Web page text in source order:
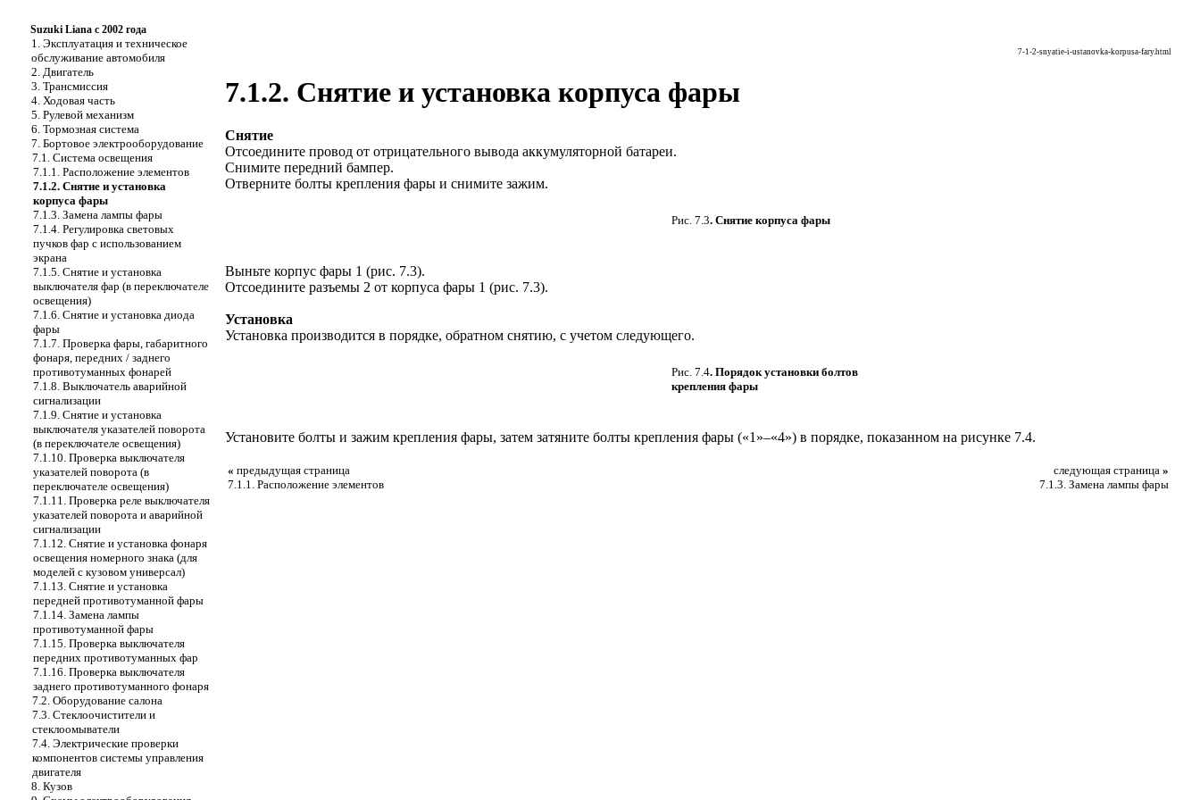
Suzuki Liana с 2002 года
1. Эксплуатация и техническое
обслуживание автомобиля
2. Двигатель
3. Трансмиссия
4. Ходовая часть
5. Рулевой механизм
6. Тормозная система
7. Бортовое электрооборудование
7.1. Система освещения
7.1.1. Расположение элементов
7.1.2. Снятие и установка
корпуса фары
7.1.3. Замена лампы фары
7.1.4. Регулировка световых
пучков фар с использованием
экрана
7.1.5. Снятие и установка
выключателя фар (в переключателе
освещения)
7.1.6. Снятие и установка диода
фары
7.1.7. Проверка фары, габаритного
фонаря, передних / заднего
противотуманных фонарей
7.1.8. Выключатель аварийной
сигнализации
7.1.9. Снятие и установка
выключателя указателей поворота
(в переключателе освещения)
7.1.10. Проверка выключателя
указателей поворота (в
переключателе освещения)
7.1.11. Проверка реле выключателя
указателей поворота и аварийной
сигнализации
7.1.12. Снятие и установка фонаря
освещения номерного знака (для
моделей с кузовом универсал)
7.1.13. Снятие и установка
передней противотуманной фары
7.1.14. Замена лампы
противотуманной фары
7.1.15. Проверка выключателя
передних противотуманных фар
7.1.16. Проверка выключателя
заднего противотуманного фонаря
7.2. Оборудование салона
7.3. Стеклоочистители и
стеклоомыватели
7.4. Электрические проверки
компонентов системы управления
двигателя
8. Кузов
7-1-2-snyatie-i-ustanovka-korpusa-fary.html
7.1.2. Снятие и установка корпуса фары
Снятие
Отсоедините провод от отрицательного вывода аккумуляторной батареи.
Снимите передний бампер.
Отверните болты крепления фары и снимите зажим.
Рис. 7.3. Снятие корпуса фары
Выньте корпус фары 1 (рис. 7.3).
Отсоедините разъемы 2 от корпуса фары 1 (рис. 7.3).
Установка
Установка производится в порядке, обратном снятию, с учетом следующего.
Рис. 7.4. Порядок установки болтов
крепления фары
Установите болты и зажим крепления фары, затем затяните болты крепления фары («1»–«4») в порядке, показанном на рисунке 7.4.
« предыдущая страница
7.1.1. Расположение элементов
следующая страница »
7.1.3. Замена лампы фары